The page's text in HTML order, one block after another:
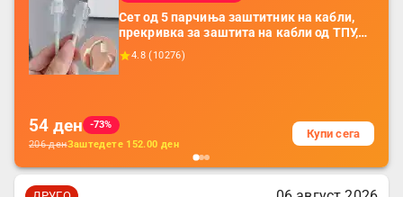
Сет од 5 парчиња заштитник на кабли,
прекривка за заштита на кабли од ТПУ,
додатоци за заштита на кабли, без
батерија, за мобилни телефони, комплет
4.8 (10276)
54 ден
-73%
206денЗаштедете 152.00 ден
Купи сега